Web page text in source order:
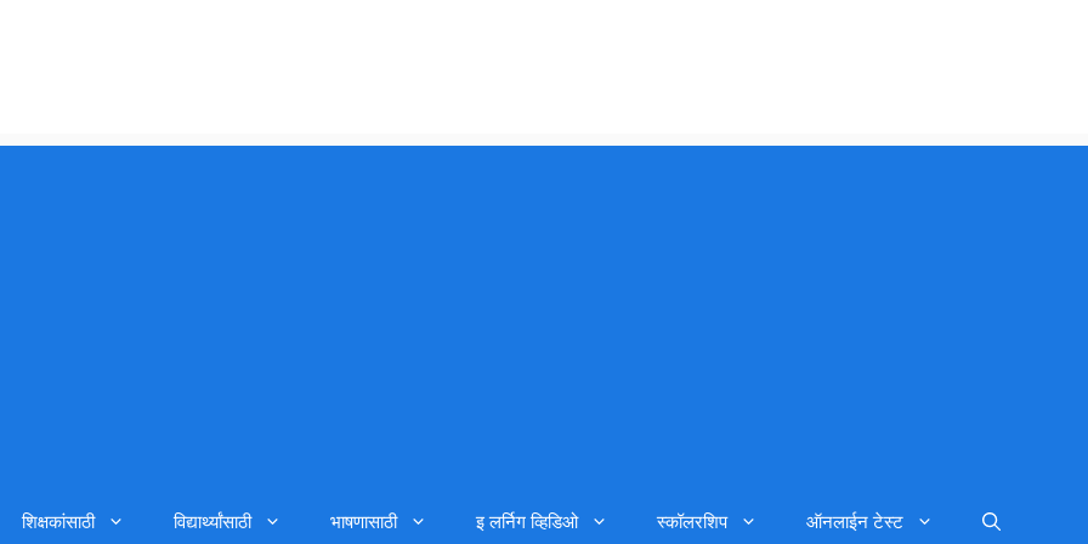
शिक्षकांसाठी विद्यार्थ्यांसाठी भाषणासाठी इ लर्निग व्हिडिओ स्कॉलरशिप ऑनलाईन टेस्ट